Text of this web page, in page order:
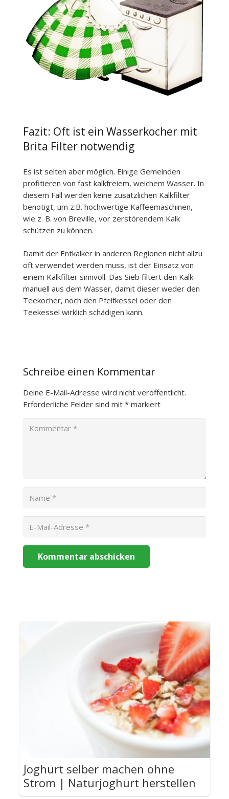
Fazit: Oft ist ein Wasserkocher mit
Brita Filter notwendig
Es ist selten aber möglich. Einige Gemeinden
profitieren von fast kalkfreiem, weichem Wasser. In
diesem Fall werden keine zusätzlichen Kalkfilter
benötigt, um z.B. hochwertige Kaffeemaschinen,
wie z. B. von Breville, vor zerstörendem Kalk
schützen zu können.
Damit der Entkalker in anderen Regionen nicht allzu
oft verwendet werden muss, ist der Einsatz von
einem Kalkfilter sinnvoll. Das Sieb filtert den Kalk
manuell aus dem Wasser, damit dieser weder den
Teekocher, noch den Pfeifkessel oder den
Teekessel wirklich schädigen kann.
Schreibe einen Kommentar
Deine E-Mail-Adresse wird nicht veröffentlicht.
Erforderliche Felder sind mit * markiert
Kommentar abschicken
Joghurt selber machen ohne
Strom | Naturjoghurt herstellen